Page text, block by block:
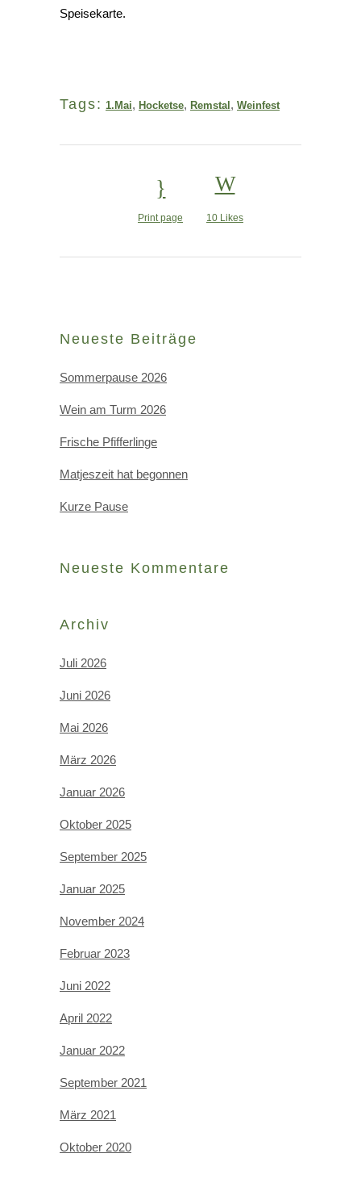
Speisekarte.
Tags: 1.Mai, Hocketse, Remstal , Weinfest
Print page 10 Likes
Neueste Beiträge
Sommerpause 2026
Wein am Turm 2026
Frische Pfifferlinge
Matjeszeit hat begonnen
Kurze Pause
Neueste Kommentare
Archiv
Juli 2026
Juni 2026
Mai 2026
März 2026
Januar 2026
Oktober 2025
September 2025
Januar 2025
November 2024
Februar 2023
Juni 2022
April 2022
Januar 2022
September 2021
März 2021
Oktober 2020